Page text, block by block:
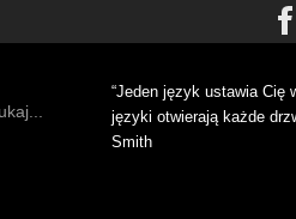
“Jeden język ustawia Cię
języki otwierają każde
Smith